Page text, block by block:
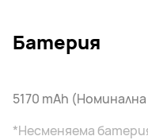
Батерия
5170 mAh
*Несменяема